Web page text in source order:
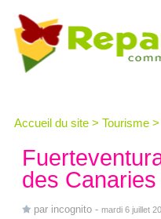
Accueil du site > Tourisme >
des Canaries
par incognito - mardi 6 juillet